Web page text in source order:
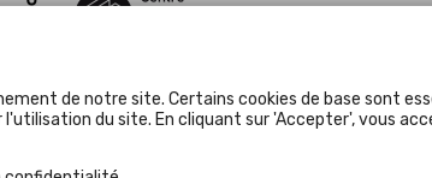
de notre site. Certains cookies de base sont
du site. En cliquant sur 'Accepter', vous